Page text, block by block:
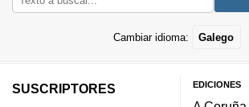
Cambiar idioma: Galego
SUSCRIPTORES
EDICIONES